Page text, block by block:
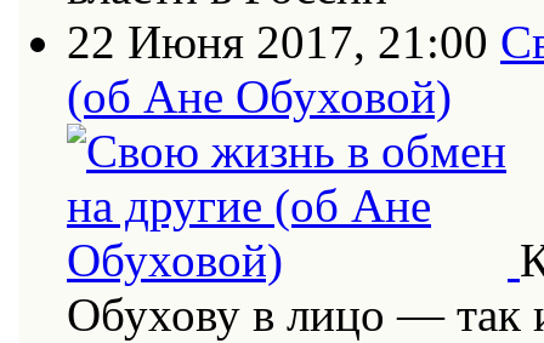
22 Июня 2017, 21:00
(об Ане Обуховой)
Обухову в лицо —